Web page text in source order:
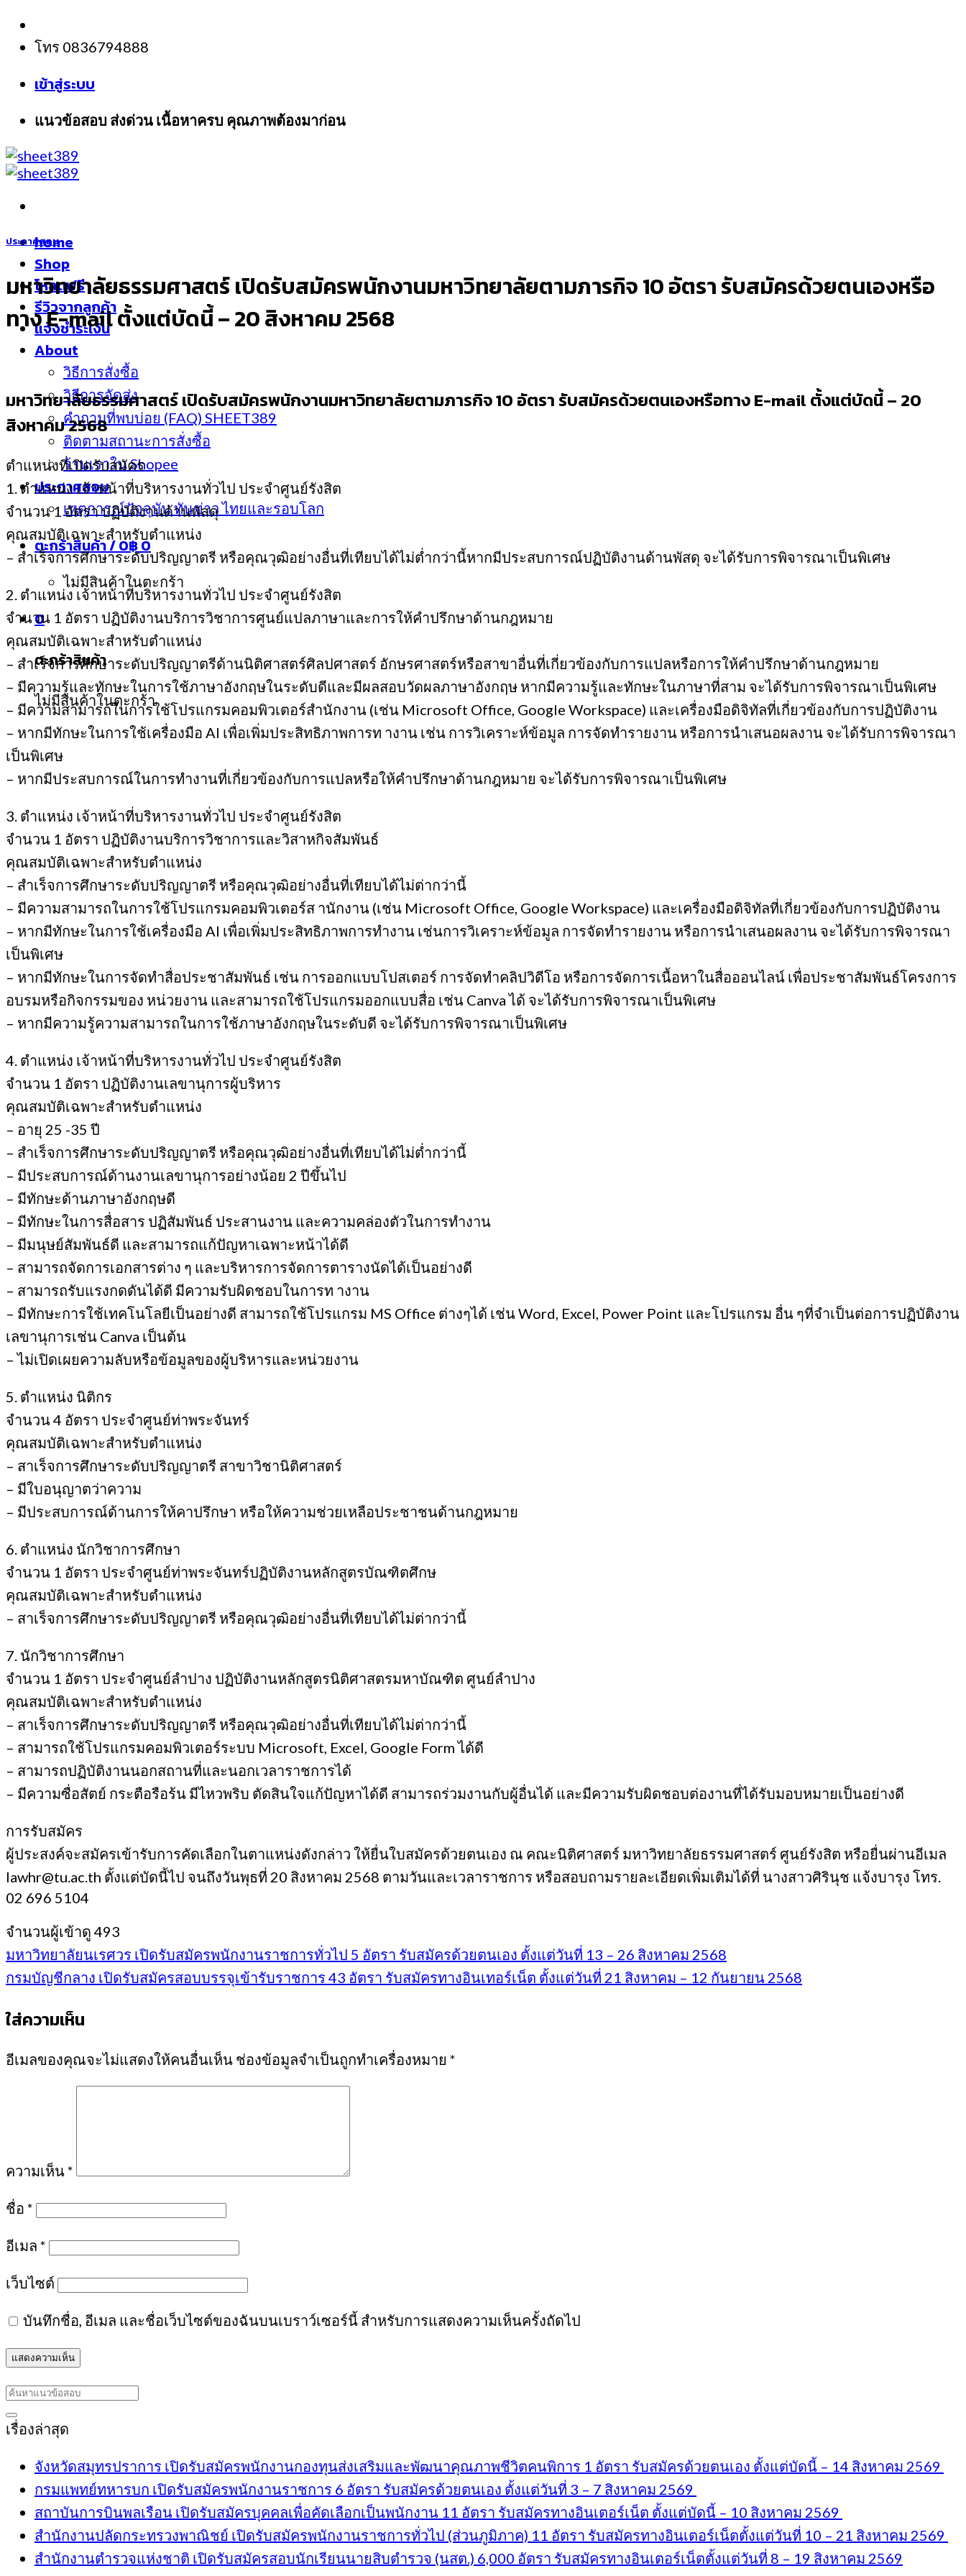
Skip
content
โทร 0836794888
เข้าสู่ระบบ
แนวข้อสอบ ส่งด่วน เนื้อหาครบ คุณภาพต้องมาก่อน
home
Shop
โหลดฟรี
รีวิวจากลูกค้า
แจ้งชำระเงิน
About
วิธีการสั่งซื้อ
วิธีการจัดส่ง
คำถามที่พบบ่อย (FAQ) SHEET389
ติดตามสถานะการสั่งซื้อ
ร้านเราใน Shopee
ประกาศสอบ
เหตุการณ์ปัจจุบัน ทันข่าว ไทยและรอบโลก
ตะกร้าสินค้า /0฿0
ไม่มีสินค้าในตะกร้า
0
ตะกร้าสินค้า
ไม่มีสินค้าในตะกร้า
ประกาศสอบ
มหาวิทยาลัยธรรมศาสตร์ เปิดรับสมัครพนักงานมหาวิทยาลัยตามภารกิจ 10 อัตรา รับสมัครด้วยตนเองหรือ
ทาง E-mail ตั้งแต่บัดนี้ – 20 สิงหาคม 2568
มหาวิทยาลัยธรรมศาสตร์ เปิดรับสมัครพนักงานมหาวิทยาลัยตามภารกิจ 10 อัตรา รับสมัครด้วยตนเองหรือทาง E-mail ตั้งแต่บัดนี้ – 20
สิงหาคม 2568
ตำแหน่งที่เปิดรับสมัคร
1. ตำแหน่ง เจ้าหน้าที่บริหารงานทั่วไป ประจำศูนย์รังสิต
จำนวน 1 อัตรา ปฏิบัติงานด้านพัสดุ
คุณสมบัติเฉพาะสำหรับตำแหน่ง
– สำเร็จการศึกษาระดับปริญญาตรี หรือคุณวุฒิอย่างอื่นที่เทียบได้ไม่ต่ำกว่านี้หากมีประสบการณ์ปฏิบัติงานด้านพัสดุ จะได้รับการพิจารณาเป็นพิเศษ
2. ตำแหน่ง เจ้าหน้าที่บริหารงานทั่วไป ประจำศูนย์รังสิต
จำนวน 1 อัตรา ปฏิบัติงานบริการวิชาการศูนย์แปลภาษาและการให้คำปรึกษาด้านกฎหมาย
คุณสมบัติเฉพาะสำหรับตำแหน่ง
– สำเร็จการศึกษาระดับปริญญาตรีด้านนิติศาสตร์ศิลปศาสตร์ อักษรศาสตร์หรือสาขาอื่นที่เกี่ยวข้องกับการแปลหรือการให้คำปรึกษาด้านกฎหมาย
– มีความรู้และทักษะในการใช้ภาษาอังกฤษในระดับดีและมีผลสอบวัดผลภาษาอังกฤษ หากมีความรู้และทักษะในภาษาที่สาม จะได้รับการพิจารณาเป็นพิเศษ
– มีความสามารถในการใช้โปรแกรมคอมพิวเตอร์สำนักงาน (เช่น Microsoft Office, Google Workspace) และเครื่องมือดิจิทัลที่เกี่ยวข้องกับการปฏิบัติงาน
– หากมีทักษะในการใช้เครื่องมือ AI เพื่อเพิ่มประสิทธิภาพการท างาน เช่น การวิเคราะห์ข้อมูล การจัดทำรายงาน หรือการนำเสนอผลงาน จะได้รับการพิจารณา
เป็นพิเศษ
– หากมีประสบการณ์ในการทำงานที่เกี่ยวข้องกับการแปลหรือให้คำปรึกษาด้านกฎหมาย จะได้รับการพิจารณาเป็นพิเศษ
3. ตำแหน่ง เจ้าหน้าที่บริหารงานทั่วไป ประจำศูนย์รังสิต
จำนวน 1 อัตรา ปฏิบัติงานบริการวิชาการและวิสาหกิจสัมพันธ์
คุณสมบัติเฉพาะสำหรับตำแหน่ง
– สำเร็จการศึกษาระดับปริญญาตรี หรือคุณวุฒิอย่างอื่นที่เทียบได้ไม่ต่ากว่านี้
– มีความสามารถในการใช้โปรแกรมคอมพิวเตอร์ส านักงาน (เช่น Microsoft Office, Google Workspace) และเครื่องมือดิจิทัลที่เกี่ยวข้องกับการปฏิบัติงาน
– หากมีทักษะในการใช้เครื่องมือ AI เพื่อเพิ่มประสิทธิภาพการทำงาน เช่นการวิเคราะห์ข้อมูล การจัดทำรายงาน หรือการนำเสนอผลงาน จะได้รับการพิจารณา
เป็นพิเศษ
– หากมีทักษะในการจัดทำสื่อประชาสัมพันธ์ เช่น การออกแบบโปสเตอร์ การจัดทำคลิปวิดีโอ หรือการจัดการเนื้อหาในสื่อออนไลน์ เพื่อประชาสัมพันธ์โครงการ
อบรมหรือกิจกรรมของ หน่วยงาน และสามารถใช้โปรแกรมออกแบบสื่อ เช่น Canva ได้ จะได้รับการพิจารณาเป็นพิเศษ
– หากมีความรู้ความสามารถในการใช้ภาษาอังกฤษในระดับดี จะได้รับการพิจารณาเป็นพิเศษ
4. ตำแหน่ง เจ้าหน้าที่บริหารงานทั่วไป ประจำศูนย์รังสิต
จำนวน 1 อัตรา ปฏิบัติงานเลขานุการผู้บริหาร
คุณสมบัติเฉพาะสำหรับตำแหน่ง
– อายุ 25 -35 ปี
– สำเร็จการศึกษาระดับปริญญาตรี หรือคุณวุฒิอย่างอื่นที่เทียบได้ไม่ต่ำกว่านี้
– มีประสบการณ์ด้านงานเลขานุการอย่างน้อย 2 ปีขึ้นไป
– มีทักษะด้านภาษาอังกฤษดี
– มีทักษะในการสื่อสาร ปฏิสัมพันธ์ ประสานงาน และความคล่องตัวในการทำงาน
– มีมนุษย์สัมพันธ์ดี และสามารถแก้ปัญหาเฉพาะหน้าได้ดี
– สามารถจัดการเอกสารต่าง ๆ และบริหารการจัดการตารางนัดได้เป็นอย่างดี
– สามารถรับแรงกดดันได้ดี มีความรับผิดชอบในการท างาน
– มีทักษะการใช้เทคโนโลยีเป็นอย่างดี สามารถใช้โปรแกรม MS Office ต่างๆได้ เช่น Word, Excel, Power Point และโปรแกรม อื่น ๆที่จำเป็นต่อการปฏิบัติงาน
เลขานุการเช่น Canva เป็นต้น
– ไม่เปิดเผยความลับหรือข้อมูลของผู้บริหารและหน่วยงาน
5. ตำแหน่ง นิติกร
จำนวน 4 อัตรา ประจำศูนย์ท่าพระจันทร์
คุณสมบัติเฉพาะสำหรับตำแหน่ง
– สาเร็จการศึกษาระดับปริญญาตรี สาขาวิชานิติศาสตร์
– มีใบอนุญาตว่าความ
– มีประสบการณ์ด้านการให้คาปรึกษา หรือให้ความช่วยเหลือประชาชนด้านกฎหมาย
6. ตำแหน่ง นักวิชาการศึกษา
จำนวน 1 อัตรา ประจำศูนย์ท่าพระจันทร์ปฏิบัติงานหลักสูตรบัณฑิตศึกษ
คุณสมบัติเฉพาะสำหรับตำแหน่ง
– สาเร็จการศึกษาระดับปริญญาตรี หรือคุณวุฒิอย่างอื่นที่เทียบได้ไม่ต่ากว่านี้
7. นักวิชาการศึกษา
จำนวน 1 อัตรา ประจำศูนย์ลำปาง ปฏิบัติงานหลักสูตรนิติศาสตรมหาบัณฑิต ศูนย์ลำปาง
คุณสมบัติเฉพาะสำหรับตำแหน่ง
– สาเร็จการศึกษาระดับปริญญาตรี หรือคุณวุฒิอย่างอื่นที่เทียบได้ไม่ต่ากว่านี้
– สามารถใช้โปรแกรมคอมพิวเตอร์ระบบ Microsoft, Excel, Google Form ได้ดี
– สามารถปฏิบัติงานนอกสถานที่และนอกเวลาราชการได้
– มีความซื่อสัตย์ กระตือรือร้น มีไหวพริบ ตัดสินใจแก้ปัญหาได้ดี สามารถร่วมงานกับผู้อื่นได้ และมีความรับผิดชอบต่องานที่ได้รับมอบหมายเป็นอย่างดี
การรับสมัคร
ผู้ประสงค์จะสมัครเข้ารับการคัดเลือกในตาแหน่งดังกล่าว ให้ยื่นใบสมัครด้วยตนเอง ณ คณะนิติศาสตร์ มหาวิทยาลัยธรรมศาสตร์ ศูนย์รังสิต หรือยื่นผ่านอีเมล
lawhr@tu.ac.th ตั้งแต่บัดนี้ไป จนถึงวันพุธที่ 20 สิงหาคม 2568 ตามวันและเวลาราชการ หรือสอบถามรายละเอียดเพิ่มเติมได้ที่ นางสาวศิรินุช แจ้งบารุง โทร.
02 696 5104
จำนวนผู้เข้าดู 493
มหาวิทยาลัยนเรศวร เปิดรับสมัครพนักงานราชการทั่วไป 5 อัตรา รับสมัครด้วยตนเอง ตั้งแต่วันที่ 13 – 26 สิงหาคม 2568
กรมบัญชีกลาง เปิดรับสมัครสอบบรรจุเข้ารับราชการ 43 อัตรา รับสมัครทางอินเทอร์เน็ต ตั้งแต่วันที่ 21 สิงหาคม – 12 กันยายน 2568
ใส่ความเห็น
อีเมลของคุณจะไม่แสดงให้คนอื่นเห็น ช่องข้อมูลจำเป็นถูกทำเครื่องหมาย *
ความเห็น*
ชื่อ *
อีเมล *
เว็บไซต์
บันทึกชื่อ, อีเมล และชื่อเว็บไซต์ของฉันบนเบราว์เซอร์นี้ สำหรับการแสดงความเห็นครั้งถัดไป
เรื่องล่าสุด
จังหวัดสมุทรปราการ เปิดรับสมัครพนักงานกองทุนส่งเสริมและพัฒนาคุณภาพชีวิตคนพิการ 1 อัตรา รับสมัครด้วยตนเอง ตั้งแต่บัดนี้ – 14 สิงหาคม 2569
กรมแพทย์ทหารบก เปิดรับสมัครพนักงานราชการ 6 อัตรา รับสมัครด้วยตนเอง ตั้งแต่วันที่ 3 – 7 สิงหาคม 2569
สถาบันการบินพลเรือน เปิดรับสมัครบุคคลเพื่อคัดเลือกเป็นพนักงาน 11 อัตรา รับสมัครทางอินเตอร์เน็ต ตั้งแต่บัดนี้ – 10 สิงหาคม 2569
สำนักงานปลัดกระทรวงพาณิชย์ เปิดรับสมัครพนักงานราชการทั่วไป (ส่วนภูมิภาค) 11 อัตรา รับสมัครทางอินเตอร์เน็ตตั้งแต่วันที่ 10 – 21 สิงหาคม 2569
สำนักงานตำรวจแห่งชาติ เปิดรับสมัครสอบนักเรียนนายสิบตำรวจ (นสต.) 6,000 อัตรา รับสมัครทางอินเตอร์เน็ตตั้งแต่วันที่ 8 – 19 สิงหาคม 2569